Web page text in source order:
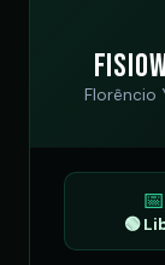
Florêncio
🟢